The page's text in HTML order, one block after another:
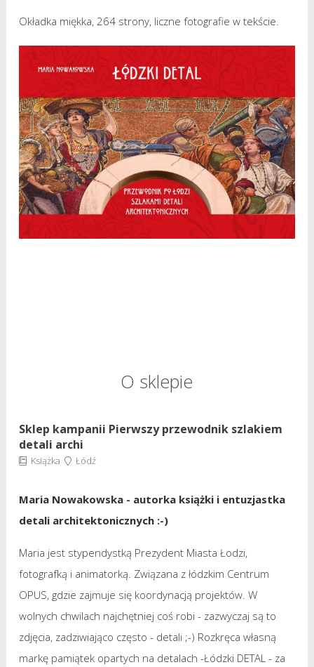
Okładka miękka, 264 strony, liczne fotografie w tekście.
O sklepie
Sklep kampanii Pierwszy przewodnik szlakiem
detali archi
Książka Łódź
Maria Nowakowska - autorka książki i entuzjastka
detali architektonicznych :-)
Maria jest stypendystką Prezydent Miasta Łodzi,
fotografką i animatorką. Związana z łódzkim Centrum
OPUS, gdzie zajmuje się koordynacją projektów. W
wolnych chwilach najchętniej coś robi - zazwyczaj są to
zdjęcia, zadziwiająco często - detali ;-) Rozkręca własną
markę pamiątek opartych na detalach -Łódzki DETAL - za